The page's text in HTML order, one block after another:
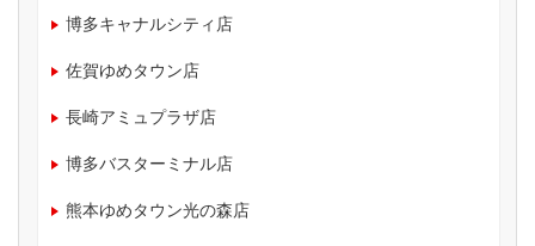
博多キャナルシティ店
佐賀ゆめタウン店
長崎アミュプラザ店
博多バスターミナル店
熊本ゆめタウン光の森店